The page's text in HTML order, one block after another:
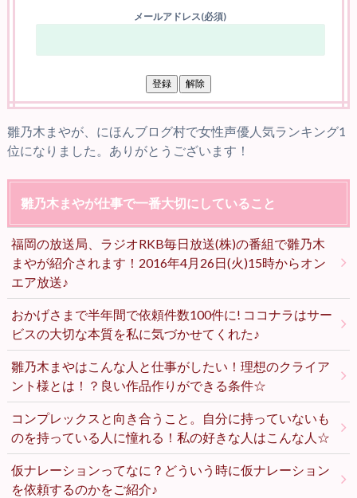
メールアドレス(必須)
雛乃木まやが、にほんブログ村で女性声優人気ランキング1
位になりました。ありがとうございます！
雛乃木まやが仕事で一番大切にしていること
福岡の放送局、ラジオRKB毎日放送(株)の番組で雛乃木
まやが紹介されます！2016年4月26日(火)15時からオン
エア放送♪
おかげさまで半年間で依頼件数100件に! ココナラはサー
ビスの大切な本質を私に気づかせてくれた♪
雛乃木まやはこんな人と仕事がしたい！理想のクライア
ント様とは！？良い作品作りができる条件☆
コンプレックスと向き合うこと。自分に持っていないも
のを持っている人に憧れる！私の好きな人はこんな人☆
仮ナレーションってなに？どういう時に仮ナレーション
を依頼するのかをご紹介♪